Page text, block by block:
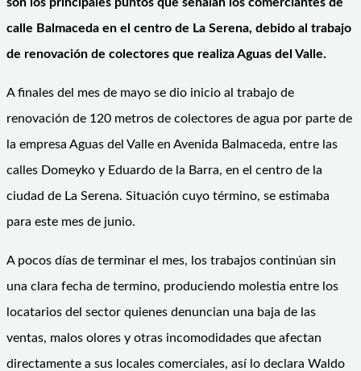
calle Balmaceda en el centro de La Serena, debido al trabajo
de renovación de colectores que realiza Aguas del Valle.
A finales del mes de mayo se dio inicio al trabajo de
renovación de 120 metros de colectores de agua por parte de
la empresa Aguas del Valle en Avenida Balmaceda, entre las
calles Domeyko y Eduardo de la Barra, en el centro de la
ciudad de La Serena. Situación cuyo término, se estimaba
para este mes de junio.
A pocos días de terminar el mes, los trabajos continúan sin
una clara fecha de termino, produciendo molestia entre los
locatarios del sector quienes denuncian una baja de las
ventas, malos olores y otras incomodidades que afectan
directamente a sus locales comerciales, así lo declara Waldo